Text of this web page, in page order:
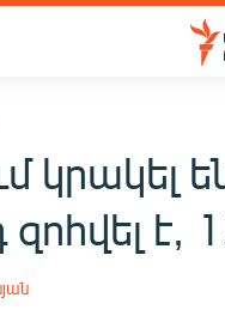
կրակել
է,